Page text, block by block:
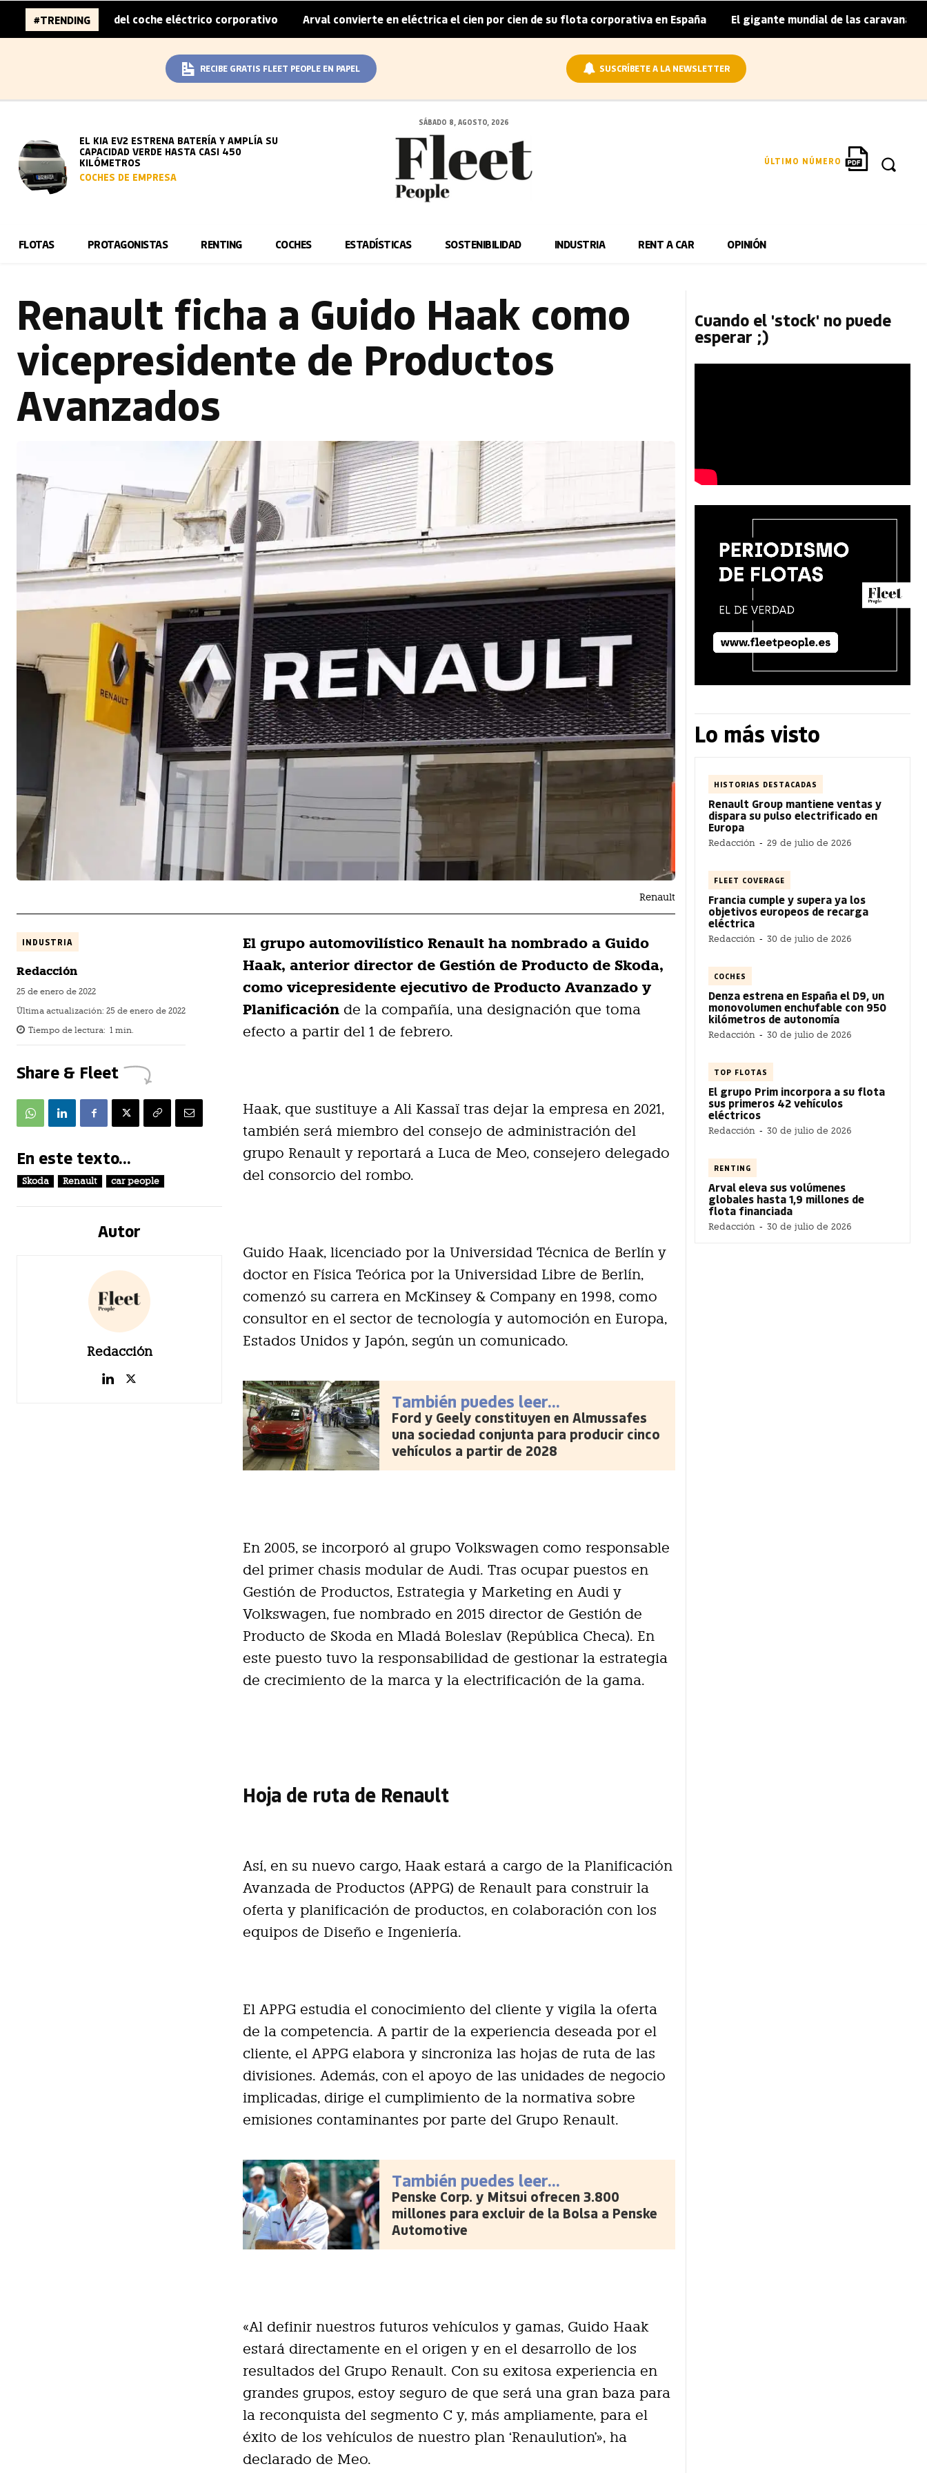
#TRENDINGdel coche eléctrico corporativo | Arval convierte en eléctrica el cien por cien de su flota corporativa en España El gigante mundial de las caravanas asume
RECIBE GRATIS FLEET PEOPLE EN PAPEL SUSCRÍBETE A LA NEWSLETTER
EL KIA EV2 ESTRENA BATERÍA Y AMPLÍA SU
CAPACIDAD VERDE HASTA CASI 450
KILÓMETROS
COCHES DE EMPRESA
SÁBADO 8, AGOSTO, 2026
ÚLTIMO NÚMERO
FLOTAS PROTAGONISTAS RENTING COCHES ESTADÍSTICAS SOSTENIBILIDAD INDUSTRIA RENT A CAR OPINIÓN
Renault ficha a Guido Haak como
vicepresidente de Productos
Avanzados
Renault
INDUSTRIA
Redacción
25 de enero de 2022
Última actualización: 25 de enero de 2022
Tiempo de lectura: 1 min.
Share & Fleet
En este texto...
Skoda Renault car people
Autor
Redacción
El grupo automovilístico Renault ha nombrado a Guido
Haak, anterior director de Gestión de Producto de Skoda,
como vicepresidente ejecutivo de Producto Avanzado y
Planificación de la compañía, una designación que toma
efecto a partir del 1 de febrero.
Haak, que sustituye a Ali Kassaï tras dejar la empresa en 2021,
también será miembro del consejo de administración del
grupo Renault y reportará a Luca de Meo, consejero delegado
del consorcio del rombo.
Guido Haak, licenciado por la Universidad Técnica de Berlín y
doctor en Física Teórica por la Universidad Libre de Berlín,
comenzó su carrera en McKinsey & Company en 1998, como
consultor en el sector de tecnología y automoción en Europa,
Estados Unidos y Japón, según un comunicado.
También puedes leer...
Ford y Geely constituyen en Almussafes
una sociedad conjunta para producir cinco
vehículos a partir de 2028
En 2005, se incorporó al grupo Volkswagen como responsable
del primer chasis modular de Audi. Tras ocupar puestos en
Gestión de Productos, Estrategia y Marketing en Audi y
Volkswagen, fue nombrado en 2015 director de Gestión de
Producto de Skoda en Mladá Boleslav (República Checa). En
este puesto tuvo la responsabilidad de gestionar la estrategia
de crecimiento de la marca y la electrificación de la gama.
Hoja de ruta de Renault
Así, en su nuevo cargo, Haak estará a cargo de la Planificación
Avanzada de Productos (APPG) de Renault para construir la
oferta y planificación de productos, en colaboración con los
equipos de Diseño e Ingeniería.
El APPG estudia el conocimiento del cliente y vigila la oferta
de la competencia. A partir de la experiencia deseada por el
cliente, el APPG elabora y sincroniza las hojas de ruta de las
divisiones. Además, con el apoyo de las unidades de negocio
implicadas, dirige el cumplimiento de la normativa sobre
emisiones contaminantes por parte del Grupo Renault.
También puedes leer...
Penske Corp. y Mitsui ofrecen 3.800
millones para excluir de la Bolsa a Penske
Automotive
«Al definir nuestros futuros vehículos y gamas, Guido Haak
estará directamente en el origen y en el desarrollo de los
resultados del Grupo Renault. Con su exitosa experiencia en
grandes grupos, estoy seguro de que será una gran baza para
la reconquista del segmento C y, más ampliamente, para el
éxito de los vehículos de nuestro plan ‘Renaulution'», ha
declarado de Meo.
Cuando el 'stock' no puede
esperar ;)
Lo más visto
HISTORIAS DESTACADAS
Renault Group mantiene ventas y
dispara su pulso electrificado en
Europa
Redacción - 29 de julio de 2026
FLEET COVERAGE
Francia cumple y supera ya los
objetivos europeos de recarga
eléctrica
Redacción - 30 de julio de 2026
COCHES
Denza estrena en España el D9, un
monovolumen enchufable con 950
kilómetros de autonomía
Redacción - 30 de julio de 2026
TOP FLOTAS
El grupo Prim incorpora a su flota
sus primeros 42 vehículos
eléctricos
Redacción - 30 de julio de 2026
RENTING
Arval eleva sus volúmenes
globales hasta 1,9 millones de
flota financiada
Redacción - 30 de julio de 2026